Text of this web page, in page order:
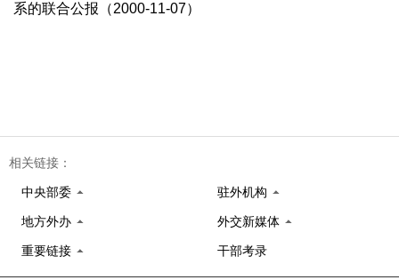
系的联合公报（2000-11-07）
相关链接：
中央部委 驻外机构
地方外办 外交新媒体
重要链接 干部考录